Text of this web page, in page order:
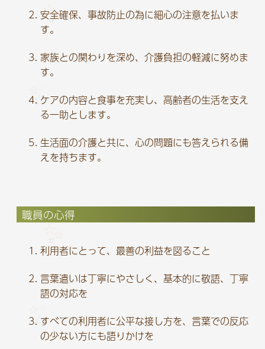
安全確保、事故防止の為に細心の注意を払いま
す。
家族との関わりを深め、介護負担の軽減に努めま
す。
ケアの内容と食事を充実し、高齢者の生活を支え
る一助とします。
生活面の介護と共に、心の問題にも答えられる備
えを持ちます。
職員の心得
利用者にとって、最善の利益を図ること
言葉遣いは丁寧にやさしく、基本的に敬語、丁寧
語の対応を
すべての利用者に公平な接し方を、言葉での反応
の少ない方にも語りかけを